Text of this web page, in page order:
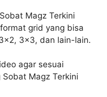
Magz Terkini
grid yang bisa
3×3, dan lain-lain.
agar sesuai
Magz Terkini